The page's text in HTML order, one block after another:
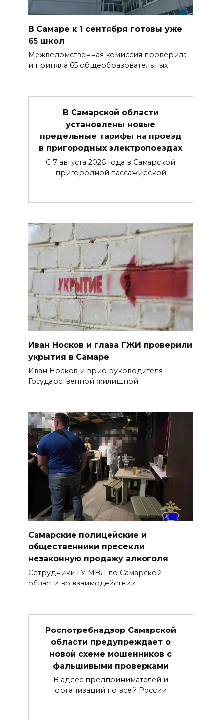
В Самаре к 1 сентября готовы уже
65 школ
Межведомственная комиссия проверила
и приняла 65 общеобразовательных
В Самарской области
установлены новые
предельные тарифы на проезд
в пригородных электропоездах
С 7 августа 2026 года в Самарской
пригородной пассажирской
Иван Носков и глава ГЖИ проверили
укрытия в Самаре
Иван Носков и врио руководителя
Государственной жилищной
Самарские полицейские и
общественники пресекли
незаконную продажу алкоголя
Сотрудники ГУ МВД по Самарской
области во взаимодействии
Роспотребнадзор Самарской
области предупреждает о
новой схеме мошенников с
фальшивыми проверками
В адрес предпринимателей и
организаций по всей России